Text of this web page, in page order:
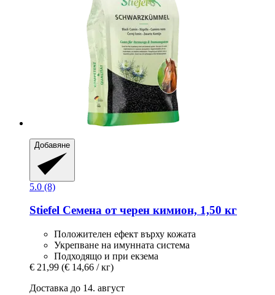
Добавяне
5.0 (8)
Stiefel Семена от черен кимион, 1,50 кг
Положителен ефект върху кожата
Укрепване на имунната система
Подходящо и при екзема
€ 21,99 (€ 14,66 / кг)
Доставка до 14. август